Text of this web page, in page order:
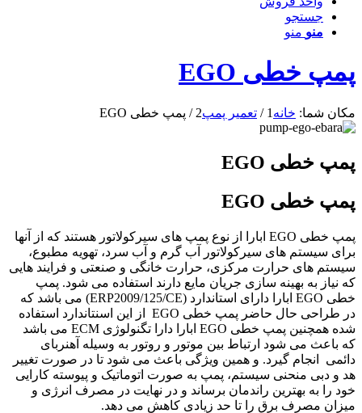
جستجو
منو منو
پمپ خطی EGO
مکان شما: خانه 1
/ تعمیر پمپ2
/ پمپ خطی EGO
پمپ خطی EGO
پمپ خطی EGO
پمپ خطی EGO ابارا از نوع پمپ های سیرکولاتور هستند که از آنها
برای سیستم های سیرکولاتور آب گرم و آب سرد، تهویه مطبوع،
سیستم های حرارت مرکزی، حرارت خانگی و صنعتی و فرایند هایی
که نیاز به بهینه سازی جریان مایع دارند استفاده می شود. پمپ
خطی EGO ابارا دارای استاندارد (ERP2009/125/CE) می باشد که
در طراحی حال حاضر پمپ خطی EGO از این اسنتاندارد استفاده
شده همچنین پمپ خطی EGO ابارا دارا تگنولوژی ECM می باشد
که باعث می شود ارتباط بین موتور و روتور به وسیله آهنربای
دائمی انجام گیرد. و همین ویژگی باعث می شود تا در صورت تغییر
هد و دبی منحنی سیستم، پمپ به صورت اتوماتیک و پیوسته کارایی
خود را به بهترین راندمان برساند و در نهایت در مصرف انرژی و
میزان مصرف برق را تا حد زیادی کاهش می دهد.